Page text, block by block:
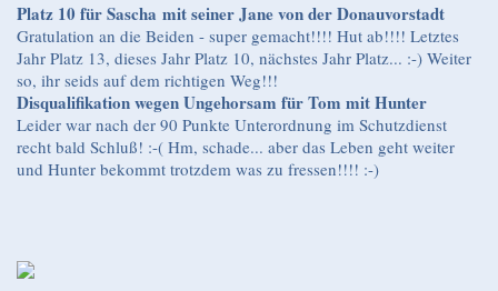
Platz 10 für Sascha mit seiner Jane von der Donauvorstadt
Gratulation an die Beiden - super gemacht!!!! Hut ab!!!! Letztes
Jahr Platz 13, dieses Jahr Platz 10, nächstes Jahr Platz... :-) Weiter
so, ihr seids auf dem richtigen Weg!!!
Disqualifikation wegen Ungehorsam für Tom mit Hunter
Leider war nach der 90 Punkte Unterordnung im Schutzdienst
recht bald Schluß! :-( Hm, schade... aber das Leben geht weiter
und Hunter bekommt trotzdem was zu fressen!!!! :-)